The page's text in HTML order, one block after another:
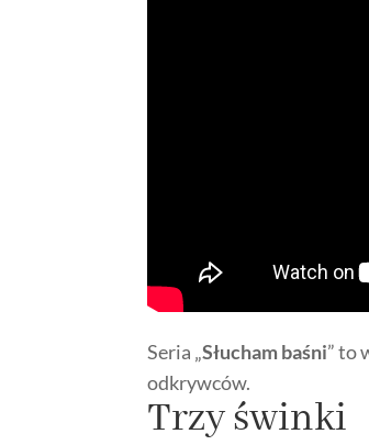
Seria „Słucham baśni” to
odkrywców.
Trzy świnki